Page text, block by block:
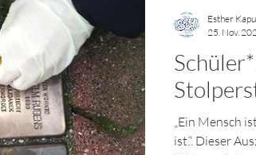
„Ein Mensch
ist.“. Dieser
Esther
25. Nov.